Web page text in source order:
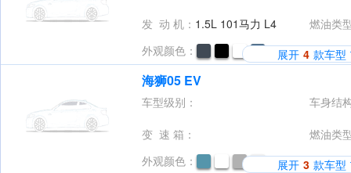
发 动 机： 1.5L 101马力 L4
燃油类
外观颜色：
展开 4 款车型
海狮05 EV
车型级别： 车身结
变 速 箱：
燃油类
外观颜色：
展开 3 款车型